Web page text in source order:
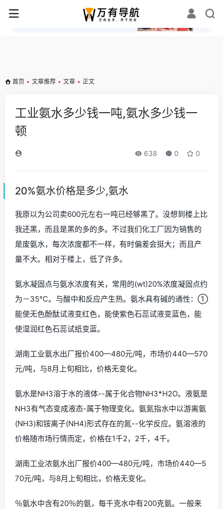
✕
首页 • 文章推荐 • 文章 • 正文
工业氨水多少钱一吨,氨水多少钱一
顿
638 0 0
20%氨水价格是多少,氨水
我原以为公司卖600元左右一吨已经够黑了。没想到楼上比
我还黑，而且是黑的多的多。不过我们化工厂因为销售的
是废氨水，每次浓度都不一样，有时偏差会挺大；而且产
量不大。相对于楼上，低了许多。
氨水凝固点与氨水浓度有关，常用的(wt)20%浓度凝固点约
为－35℃。与酸中和反应产生热。氨水具有碱的通性：①
能使无色酚酞试液变红色，能使紫色石蕊试液变蓝色，能
使湿润红色石蕊试纸变蓝。
湖南工业氨水出厂报价400—480元/吨，市场价440—570
元/吨，与8月上旬相比，价格无变化。
氨水是NH3溶于水的液体--属于化合物NH3*H2O。液氨是
NH3有气态变成液态-属于物理变化。氨氮指水中以游离氨
(NH3)和铵离子(NH4)形式存在的氮--化学反应。氨溶液的
价格随市场行情而定，价格在1千2，2千，4千。
湖南工业浓氨水出厂报价400—480元/吨，市场价440—5
70元/吨，与8月上旬相比，价格无变化。
％氨水中含有20％的氨，每千克水中有200克氨。一般来